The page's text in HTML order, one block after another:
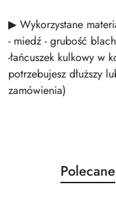
▶ Wykorzystane
- miedź - grubość
-łańcuszek kulkowy w
potrzebujesz dłuższy
zamówienia)
Pomiń karuzelę
Produkty
o
Polecane